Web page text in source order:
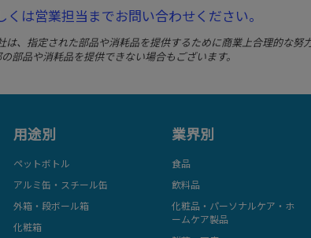
くは営業担当までお問い合わせください。
は、指定された部品や消耗品を提供するために商業上合理的な
部品や消耗品を提供できない場合もございます。
用途別
ペットボトル
アルミ缶・スチール缶
外箱・段ボール箱
化粧箱
業界別
食品
飲料品
化粧品・パーソナルケア・ホ
ームケア製品